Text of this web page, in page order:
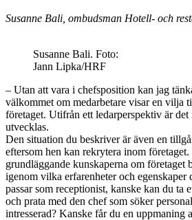
Susanne Bali, ombudsman Hotell- och
Susanne Bali. Foto:
Jann Lipka/HRF
– Utan att vara i chefsposition kan jag
välkommet om medarbetare visar en vilja
företaget. Utifrån ett ledarperspektiv är det
utvecklas.
Den situation du beskriver är även en
eftersom hen kan rekrytera inom
grundläggande kunskaperna om företaget
igenom vilka erfarenheter och egenskaper
passar som ­receptionist, kanske kan du ta
och prata med den chef som söker
intresserad? Kanske får du en uppmaning